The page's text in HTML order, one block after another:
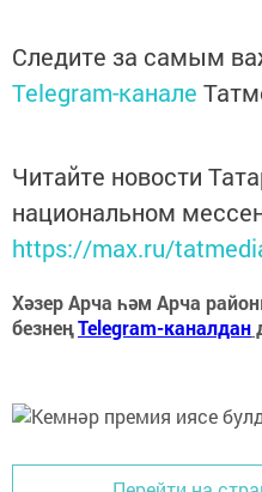
Следите за самым
Telegram-канале
Читайте новости
национальном
https://max.ru/
Хәзер Арча һәм Арча
безнеңTelegram-каналдан